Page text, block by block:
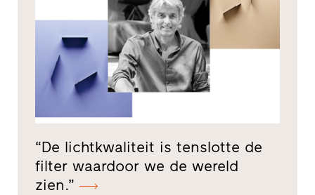
“De lichtkwaliteit is tenslotte de
filter waardoor we de wereld
zien.”